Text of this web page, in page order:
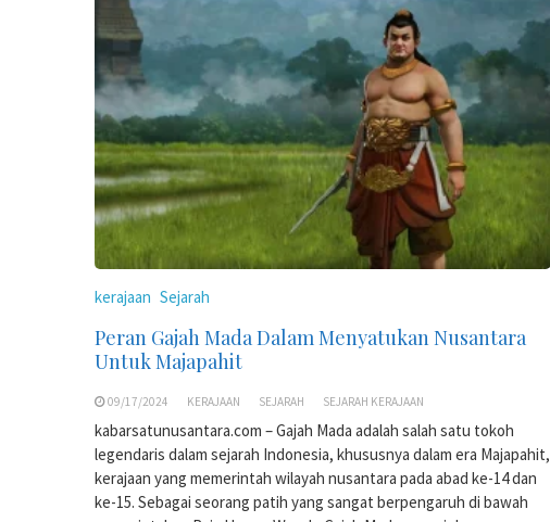
kerajaan Sejarah
Peran Gajah Mada Dalam Menyatukan Nusantara
Untuk Majapahit
09/17/2024 KERAJAAN SEJARAH SEJARAH KERAJAAN
kabarsatunusantara.com – Gajah Mada adalah salah satu tokoh
legendaris dalam sejarah Indonesia, khususnya dalam era Majapahit,
kerajaan yang memerintah wilayah nusantara pada abad ke-14 dan
ke-15. Sebagai seorang patih yang sangat berpengaruh di bawah